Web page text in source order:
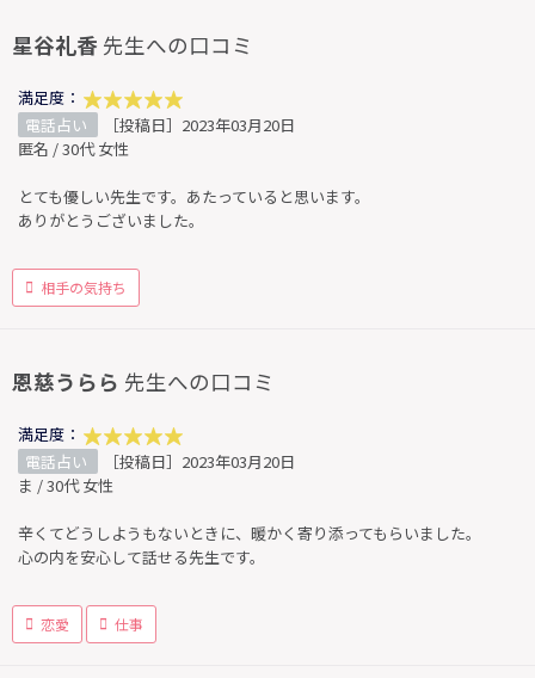
星谷礼香 先生への口コミ
満足度：
電話占い
［投稿日］2023年03月20日
匿名 / 30代 女性
とても優しい先生です。あたっていると思います。
ありがとうございました。
相手の気持ち
恩慈うらら 先生への口コミ
満足度：
電話占い
［投稿日］2023年03月20日
ま / 30代 女性
辛くてどうしようもないときに、暖かく寄り添ってもらいました。
心の内を安心して話せる先生です。
恋愛 仕事